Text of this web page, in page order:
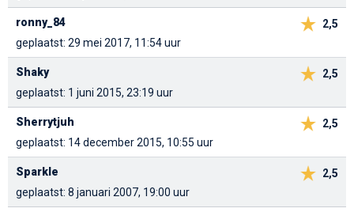
2,5
ronny_84
geplaatst: 29 mei 2017, 11:54 uur
2,5
Shaky
geplaatst: 1 juni 2015, 23:19 uur
2,5
Sherrytjuh
geplaatst: 14 december 2015, 10:55 uur
2,5
Sparkle
geplaatst: 8 januari 2007, 19:00 uur